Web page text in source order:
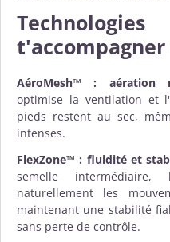
AéroMesh™ : aération
optimise la ventilation et
pieds restent au sec,
intenses.
FlexZone™ : fluidité et
semelle
naturellement les
maintenant une stabilité
sans perte de contrôle.